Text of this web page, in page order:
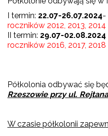
I termin: 22.07-26.07.2024-
roczników 2012, 2013, 2014
II termin: 29.07-02.08.2024
roczników 2016, 2017, 2018
Półkolonia odbywać się
Rzeszowie przy ul.
W czasie półkolonii